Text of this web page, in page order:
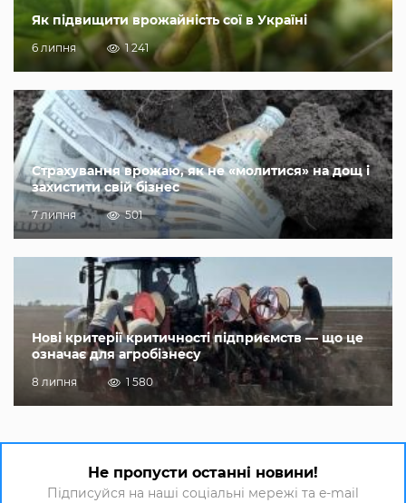
Як підвищити врожайність сої в Україні
6 липня 1 241
Страхування врожаю, як не «молитися» на дощ і
захистити свій бізнес
7 липня 501
Нові критерії критичності підприємств — що це
означає для агробізнесу
8 липня 1 580
Не пропусти останні новини!
Підписуйся на наші соціальні мережі та e-mail